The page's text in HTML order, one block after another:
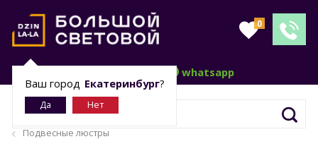
0
Ваш город Екатеринбург?
whatsapp
Подвесные люстры